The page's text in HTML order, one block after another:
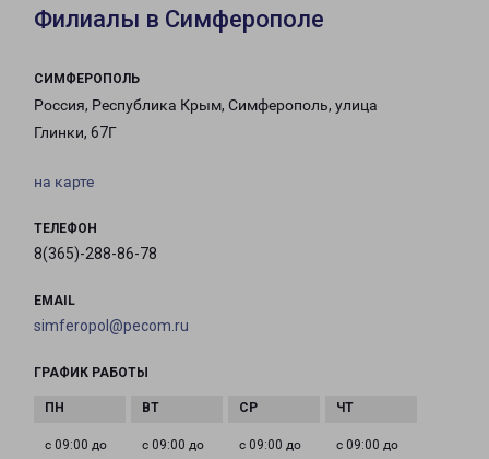
Филиалы в Симферополе
СИМФЕРОПОЛЬ
Россия, Республика Крым, Симферополь, улица
Глинки, 67Г
на карте
ТЕЛЕФОН
8(365)-288-86-78
EMAIL
simferopol@pecom.ru
ГРАФИК РАБОТЫ
с 09:00 до с 09:00 до с 09:00 до с 09:00 до